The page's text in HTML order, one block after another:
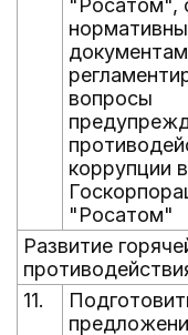
"Росатом",
вопросы
коррупции в
"Росатом"
Развитие
11.